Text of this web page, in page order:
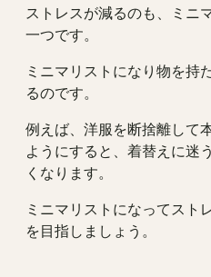
ストレスが減るのも、ミニ
一つです。
ミニマリストになり物を持
るのです。
例えば、洋服を断捨離して
ようにすると、着替えに迷
くなります。
ミニマリストになってスト
を目指しましょう。